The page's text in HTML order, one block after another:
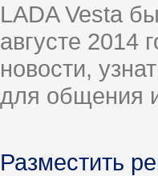
LADA Vesta
августе 2014
новости,
для общения
Разместить